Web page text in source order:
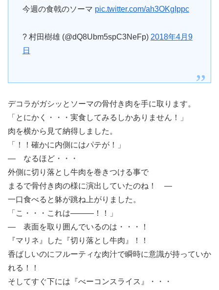
今週の食戟のソーマ pic.twitter.com/ah3OKgIppc
? 村田樹雄 (@dQ8Ubm5spC3NeFp) 2018年4月9
日
デコラがガシッとソーマの骨付き肉を手に取ります。
「とにかく・・・実食してみるしかありません！」
肉を横から見て納得しました。
「！！確かに内側にはパテが！」
― なるほど・・・
外側に切り落とし牛肉を巻きつける事で
まるで骨付き肉の様に演出していたのね！ ―
一口食べると躰が跳ね上がりました。
「こ・・・これは―――！！」
― 表面を取り囲んでいるのは・・・！
『マリネ』した『切り落とし牛肉』！！
香ばしいのにフルーティな肉汁で瞬時に意識が持っていか
れる！！
そしてすぐ下には『べーコンスライス』・・・